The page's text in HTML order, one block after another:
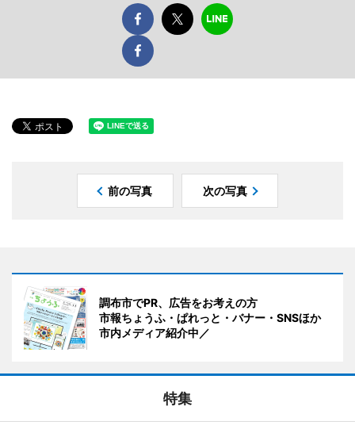
前の写真 次の写真
調布市でPR、広告をお考えの方
市報ちょうふ・ぱれっと・バナー・SNSほか
市内メディア紹介中／
特集